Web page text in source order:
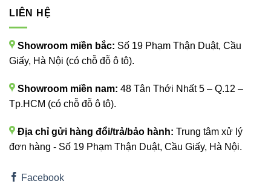
LIÊN HỆ
Showroom miền bắc: Số 19 Phạm Thận Duật, Cầu
Giấy, Hà Nội (có chỗ đỗ ô tô).
Showroom miền nam: 48 Tân Thới Nhất 5 – Q.12 –
Tp.HCM (có chỗ đỗ ô tô).
Địa chỉ gửi hàng đổi/trả/bảo hành: Trung tâm xử lý
đơn hàng - Số 19 Phạm Thận Duật, Cầu Giấy, Hà Nội.
Facebook